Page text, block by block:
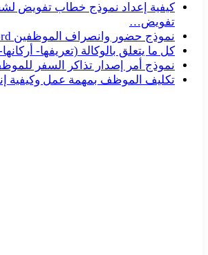
كيفية إعداد نموذج خطاب تفويض
تفويض…
نموذج حضور وانصراف الموظفين Word و PDF
كل ما يتعلق بالوكالة (تعريفها-
نموذج أمر إصدار تذاكر السفر
تكليف الموظف بمهمة عمل وكيفية